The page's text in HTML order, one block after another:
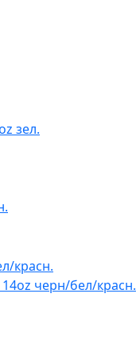
зел.
черн/бел/красн.